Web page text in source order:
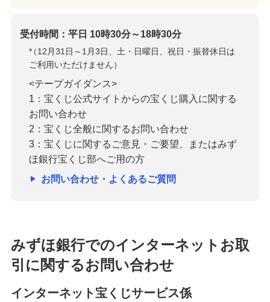
受付時間：平日 10時30分～18時30分
*
（12月31日～1月3日、土・日曜日、祝日・振替休日は
ご利用いただけません）
<テープガイダンス>
1：宝くじ公式サイトからの宝くじ購入に関する
お問い合わせ
2：宝くじ全般に関するお問い合わせ
3：宝くじに関するご意見・ご要望、またはみず
ほ銀行宝くじ部へご用の方
お問い合わせ・よくあるご質問
みずほ銀行でのインターネットお取
引に関するお問い合わせ
インターネット宝くじサービス係